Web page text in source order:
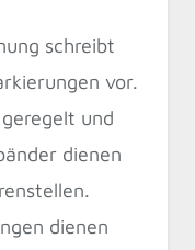
schreibt
vor.
und
dienen
dienen